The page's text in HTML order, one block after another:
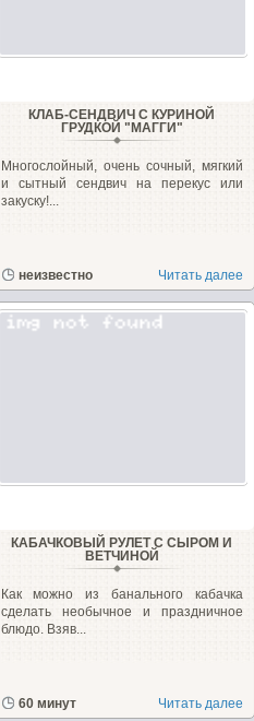
КЛАБ-СЕНДВИЧ С КУРИНОЙ
ГРУДКОЙ "МАГГИ"
Многослойный, очень сочный, мягкий
и сытный сендвич на перекус или
закуску!...
неизвестно Читать далее
КАБАЧКОВЫЙ РУЛЕТ С СЫРОМ И
ВЕТЧИНОЙ
Как можно из банального кабачка
сделать необычное и праздничное
блюдо. Взяв...
60 минут Читать далее